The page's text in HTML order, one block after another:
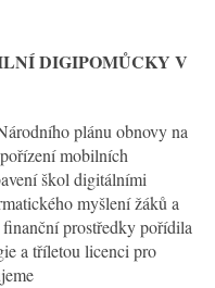
DIGIPOMŮCKY V
plánu obnovy na
mobilních
škol digitálními
myšlení žáků a
prostředky pořídila
a tříletou licenci pro